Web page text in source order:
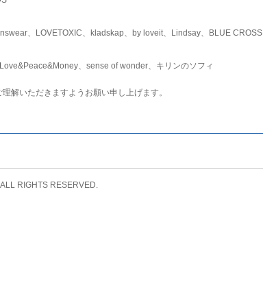
、LOVETOXIC、kladskap、by loveit、Lindsay、BLUE CROSS
、sense of wonder、キリンのソフィ
解いただきますようお願い申し上げます。